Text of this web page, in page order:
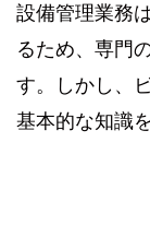
設備管理業務
るため、専門
す。しかし、
基本的な知識